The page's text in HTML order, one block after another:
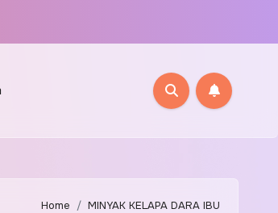
Home MINYAK KELAPA DARA IBU